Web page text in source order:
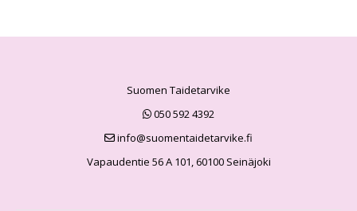
Suomen Taidetarvike
050 592 4392
info@suomentaidetarvike.fi
Vapaudentie 56 A 101, 60100 Seinäjoki